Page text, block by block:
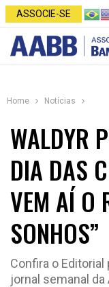
ASSOCIE-SE
Home Notícias
WALDYR
DIA DAS
VEM AÍ O
SONHOS”
Confira o
jornal semanal da